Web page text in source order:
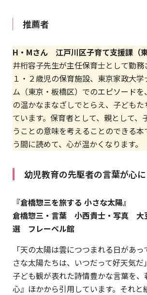
推薦者
H・Mさん 江戸川区子育て支援課（東
井桁容子先生が主任保育士として勤務
１・２歳児の保育施設、東京家政大学
ム（東京・板橋区）でのエピソード
の温かなまなざしでとらえ、子どもた
ています。保育者として、親として、
うことの意味を考えることのできる本
う間に読めて、心が温かくなります。
幼児教育の先駆者の言葉が心
『倉橋惣三を旅する 小さな太陽』
倉橋惣三・言葉 小西貴士・写真 大
選 フレーベル館
「天の太陽は雲につつまれる日があ
さな太陽たちは、いつだって好天気だ
子ども観が表れた詩情豊かな言葉を、
心』ほかから引用しています。それと